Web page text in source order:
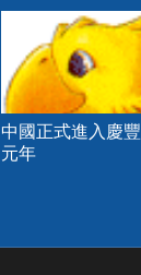
中國正式進入慶豐
元年